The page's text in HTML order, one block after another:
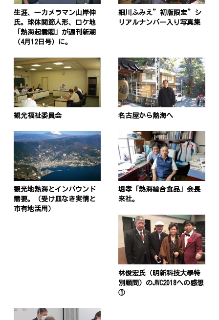
生涯、一カメラマン山岸伸
氏。球体関節人形、ロケ地
「熱海起雲閣」が週刊新潮
（4月12日号）に。
細川ふみえ”初版限定”シ
リアルナンバー入り写真集
観光福祉委員会 名古屋から熱海へ
観光地熱海とインバウンド
需要。（受け皿なき実情と
市有地活用）
堀孝「熱海総合食品」会長
来社。
林俊宏氏（明新科技大學特
別顧問）のJWC2018への感想
①